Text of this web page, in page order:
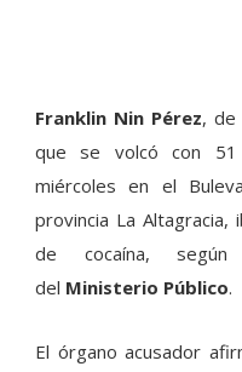
Franklin Nin Pérez, de
que se volcó con
miércoles en el
provincia La
de cocaína,
del Ministerio Público.
El órgano acusador